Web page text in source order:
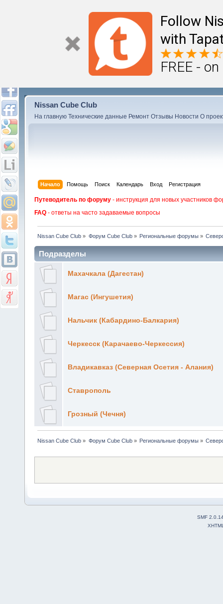
Follow
with
FREE -
Nissan Cube Club
На главную Технические данные Ремонт Отзывы Новости О
Начало Помощь Поиск Календарь Вход Регистрация
Путеводитель по форуму - инструкция для новых участников
FAQ - ответы на часто задаваемые вопросы
Nissan Cube Club » Форум Cube Club» Региональные форумы»
Подразделы
Махачкала (Дагестан)
Магас (Ингушетия)
Нальчик (Кабардино-Балкария)
Черкесск (Карачаево-Черкессия)
Владикавказ (Северная Осетия - Алания)
Ставрополь
Грозный (Чечня)
Nissan Cube Club » Форум Cube Club» Региональные форумы»
SMF